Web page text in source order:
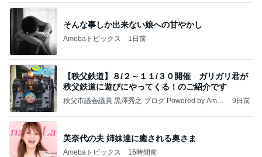
そんな事しか出来ない娘への甘やかし
Amebaトピックス 1日前
【秩父鉄道】８/２～１１/３０開催 ガリガリ君が
秩父鉄道に遊びにやってくる！のご紹介です
秩父市議会議員 黒澤秀之 ブログ Powered by Ameb
9日前
美奈代の夫 姉妹達に癒される奥さま
Amebaトピックス 16時間前